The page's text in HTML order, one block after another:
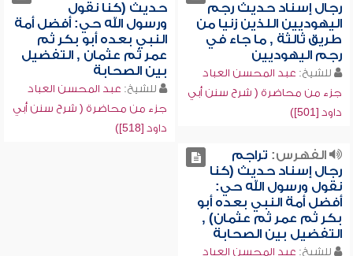
رجال إسناد حديث رجم
اليهوديين اللذين زنيا من
طريق ثالثة , ما جاء في
رجم اليهوديين
للشيخ: عبد المحسن العباد
جزء من محاضرة ( شرح سنن أبي
داود [501])
حديث (كنا نقول
ورسول الله حي: أفضل أمة
النبي بعده أبو بكر ثم
عمر ثم عثمان , التفضيل
بين الصحابة
للشيخ: عبد المحسن العباد
جزء من محاضرة ( شرح سنن أبي
داود [518])
الفهرس: تراجم
رجال إسناد حديث (كنا
نقول ورسول الله حي:
أفضل أمة النبي بعده أبو
بكر ثم عمر ثم عثمان) ,
التفضيل بين الصحابة
للشيخ: عبد المحسن العباد